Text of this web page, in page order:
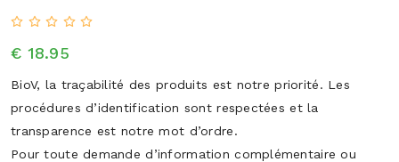
€ 18.95
BioV, la traçabilité des produits est notre priorité. Les
procédures d’identification sont respectées et la
transparence est notre mot d’ordre.
Pour toute demande d’information complémentaire ou